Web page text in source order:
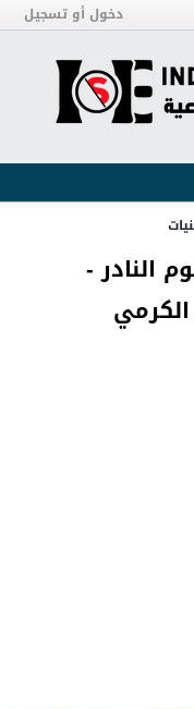
دخول أو تسجيل
النادر -